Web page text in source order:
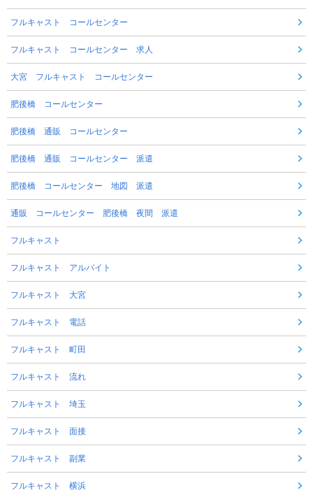
フルキャスト コールセンター
フルキャスト コールセンター 求人
大宮 フルキャスト コールセンター
肥後橋 コールセンター
肥後橋 通販 コールセンター
肥後橋 通販 コールセンター 派遣
肥後橋 コールセンター 地図 派遣
通販 コールセンター 肥後橋 夜間 派遣
フルキャスト
フルキャスト アルバイト
フルキャスト 大宮
フルキャスト 電話
フルキャスト 町田
フルキャスト 流れ
フルキャスト 埼玉
フルキャスト 面接
フルキャスト 副業
フルキャスト 横浜